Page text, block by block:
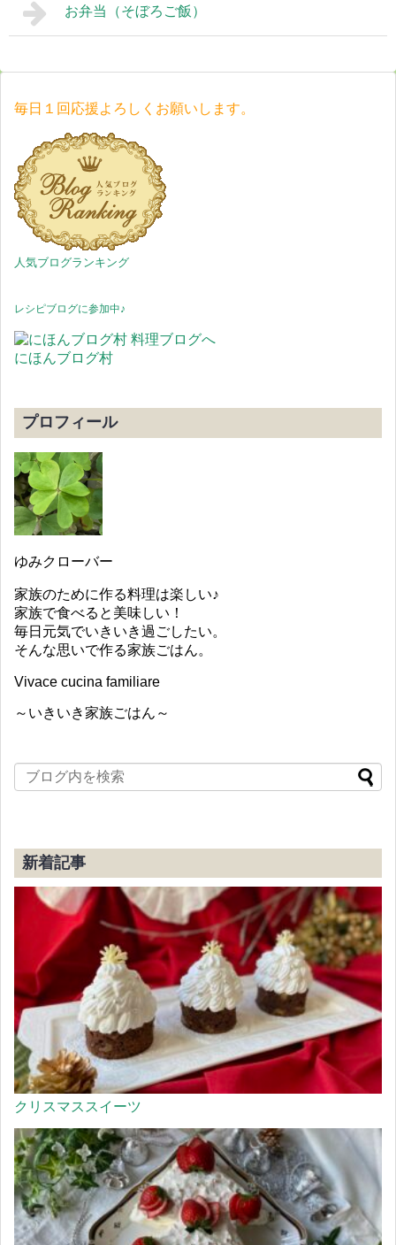
お弁当（そぼろご飯）
毎日１回応援よろしくお願いします。
人気ブログランキング
レシピブログに参加中♪
にほんブログ村
プロフィール
ゆみクローバー
家族のために作る料理は楽しい♪
家族で食べると美味しい！
毎日元気でいきいき過ごしたい。
そんな思いで作る家族ごはん。
Vivace cucina familiare
～いきいき家族ごはん～
新着記事
クリスマススイーツ